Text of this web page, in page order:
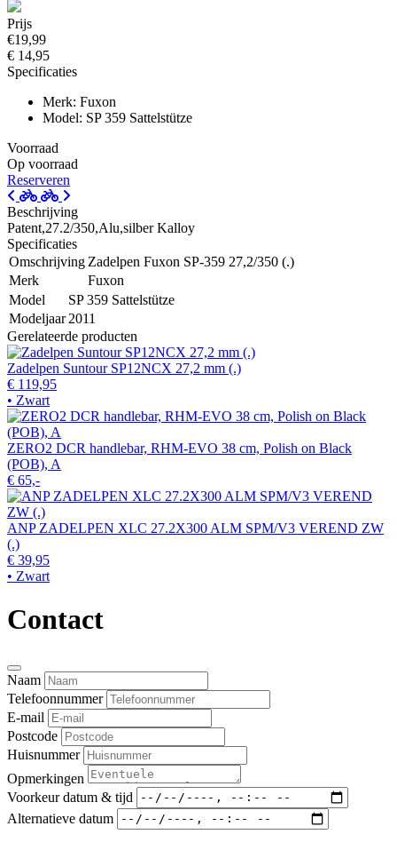
Prijs
€19,99
€ 14,95
Specificaties
Merk: Fuxon
Model: SP 359 Sattelstütze
Voorraad
Op voorraad
Reserveren
Beschrijving
Patent,27.2/350,Alu,silber Kalloy
Specificaties
Omschrijving Zadelpen Fuxon SP-359 27,2/350 (.)
Merk
Fuxon
Model
SP 359 Sattelstütze
Modeljaar 2011
Gerelateerde producten
Zadelpen Suntour SP12NCX 27,2 mm (.)
€ 119,95
• Zwart
ZERO2 DCR handlebar, RHM-EVO 38 cm, Polish on Black
(POB), A
€ 65,-
ANP ZADELPEN XLC 27.2X300 ALM SPM/V3 VEREND ZW
(.)
€ 39,95
• Zwart
Contact
Naam
Telefoonnummer
E-mail
Postcode
Huisnummer
Opmerkingen
Voorkeur datum & tijd
Alternatieve datum